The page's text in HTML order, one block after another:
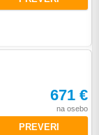
671 €
na osebo
PREVERI